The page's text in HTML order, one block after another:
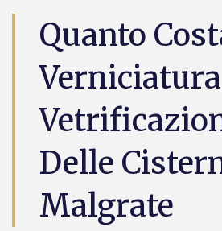
Quanto
Delle
Malgrate